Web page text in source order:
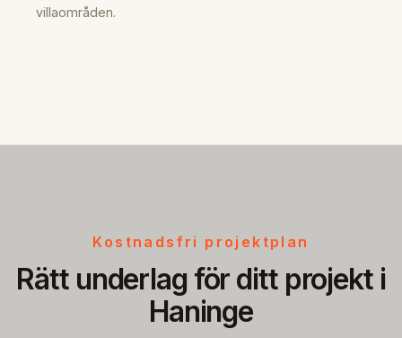
villaområden.
Kostnadsfri projektplan
Rätt underlag för ditt projekt i
Haninge